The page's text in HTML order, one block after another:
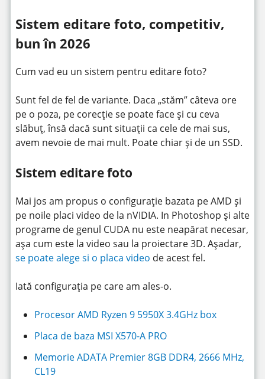
Sistem editare foto, competitiv,
bun în 2026
Cum vad eu un sistem pentru editare foto?
Sunt fel de fel de variante. Daca „stăm” câteva ore
pe o poza, pe corecție se poate face și cu ceva
slăbuț, însă dacă sunt situații ca cele de mai sus,
avem nevoie de mai mult. Poate chiar și de un SSD.
Sistem editare foto
Mai jos am propus o configurație bazata pe AMD și
pe noile placi video de la nVIDIA. In Photoshop și alte
programe de genul CUDA nu este neapărat necesar,
așa cum este la video sau la proiectare 3D. Așadar,
se poate alege si o placa video de acest fel.
Iată configurația pe care am ales-o.
Procesor AMD Ryzen 9 5950X 3.4GHz box
Placa de baza MSI X570-A PRO
Memorie ADATA Premier 8GB DDR4, 2666 MHz,
CL19